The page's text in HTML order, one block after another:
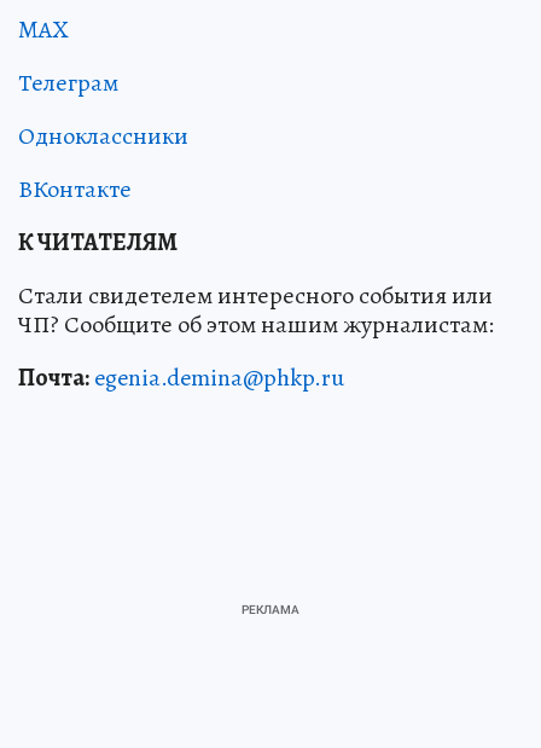
MAX
Телеграм
Одноклассники
ВКонтакте
К ЧИТАТЕЛЯМ
Стали свидетелем интересного события или
ЧП? Сообщите об этом нашим журналистам:
Почта:egenia.demina@phkp.ru